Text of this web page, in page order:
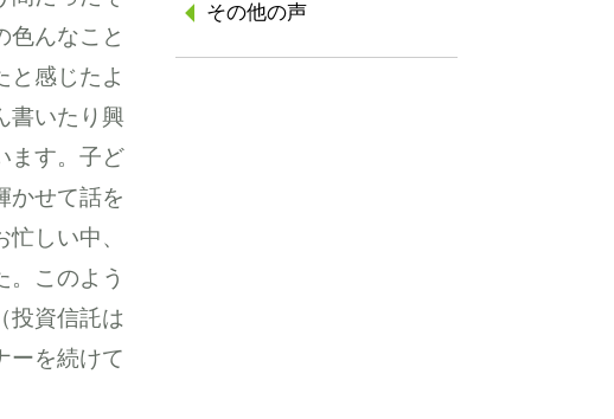
色んなこと
と感じたよ
書いたり興
ます。子ど
かせて話を
しい中、
このよう
投資信託は
ーを続けて
その他の声